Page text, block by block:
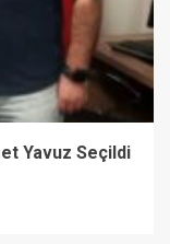
Yavuz Seçildi